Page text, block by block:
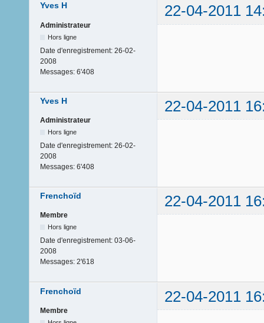
Yves H 22-04-2011
Administrateur
Hors ligne
Date d'enregistrement: 26-02-
2008
Messages: 6'408
Yves H 22-04-2011
Administrateur
Hors ligne
Date d'enregistrement: 26-02-
2008
Messages: 6'408
Frenchoïd 22-04-2011
Membre
Hors ligne
Date d'enregistrement: 03-06-
2008
Messages: 2'618
Frenchoïd 22-04-2011
Membre